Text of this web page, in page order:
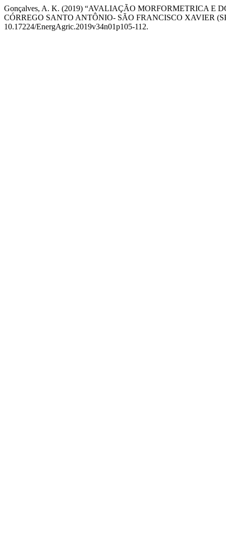
Gonçalves, A. K. (2019) “AVALIAÇÃO MORFORMETRICA E
CÓRREGO SANTO ANTÔNIO- SÃO FRANCISCO XAVIER
10.17224/EnergAgric.2019v34n01p105-112.